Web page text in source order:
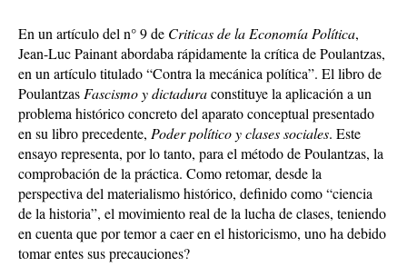
En un artículo del n° 9 de Criticas de la Economía Política,
Jean-Luc Painant abordaba rápidamente la crítica de Poulantzas,
en un artículo titulado “Contra la mecánica política”. El libro de
Poulantzas Fascismo y dictaduraconstituye la aplicación a un
problema histórico concreto del aparato conceptual presentado
en su libro precedente, Poder político y clases sociales. Este
ensayo representa, por lo tanto, para el método de Poulantzas, la
comprobación de la práctica. Como retomar, desde la
perspectiva del materialismo histórico, definido como “ciencia
de la historia”, el movimiento real de la lucha de clases, teniendo
en cuenta que por temor a caer en el historicismo, uno ha debido
tomar entes sus precauciones?